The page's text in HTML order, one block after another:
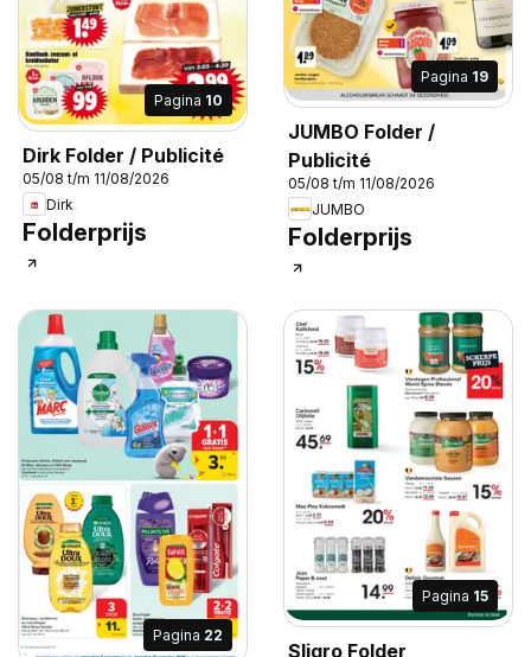
Pagina 10
Dirk Folder / Publicité
05/08 t/m 11/08/2026
Dirk
Folderprijs
Pagina 19
JUMBO Folder /
Publicité
05/08 t/m 11/08/2026
JUMBO
Folderprijs
Pagina 22
Pagina 15
Sligro Folder